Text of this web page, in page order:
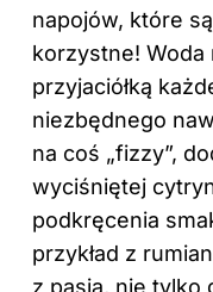
napojów, które
korzystne! Woda
przyjaciółką
niezbędnego
na coś „fizzy”,
wyciśniętej
podkręcenia
przykład z
z pasją, nie tylko